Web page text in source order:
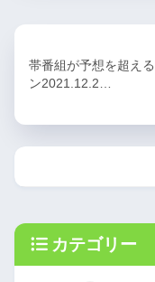
帯番組が予想を超え
ン2021.12.2…
カテゴリー